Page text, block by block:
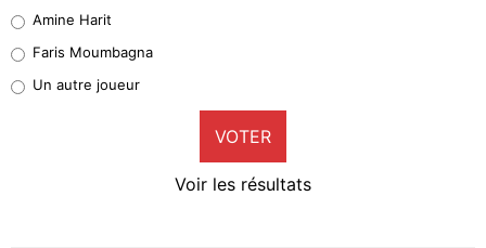
1%
9%
Amine Harit
Faris Moumbagna
Un autre joueur
VOTER
Voir les résultats